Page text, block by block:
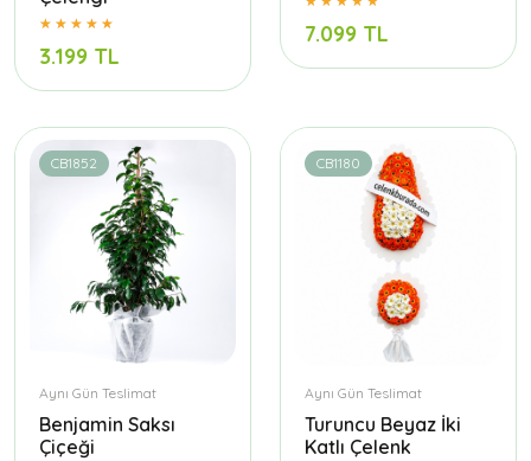
3.199 TL
7.099 TL
CB1852
Aynı Gün Teslimat
Benjamin Saksı
Çiçeği
CB1180
Aynı Gün Teslimat
Turuncu Beyaz İki
Katlı Çelenk